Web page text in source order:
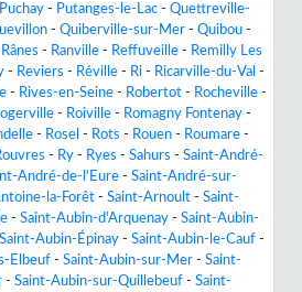
Puchay - Putanges-le-Lac - Quettreville-
- Quiberville-sur-Mer - Quibou -
Rânes - Ranville - Reffuveille - Remilly Les
- Reviers - Réville - Ri - Ricarville-du-Val -
- Rives-en-Seine - Robertot - Rocheville -
- Roiville - Romagny Fontenay -
- Rosel - Rots - Rouen - Roumare -
- Ry - Ryes - Sahurs - Saint-André-
André-de-l'Eure - Saint-André-sur-
la-Forêt - Saint-Arnoult - Saint-
- Saint-Aubin-d'Arquenay - Saint-Aubin-
Saint-Aubin-Épinay - Saint-Aubin-le-Cauf -
Elbeuf - Saint-Aubin-sur-Mer - Saint-
- Saint-Aubin-sur-Quillebeuf - Saint-